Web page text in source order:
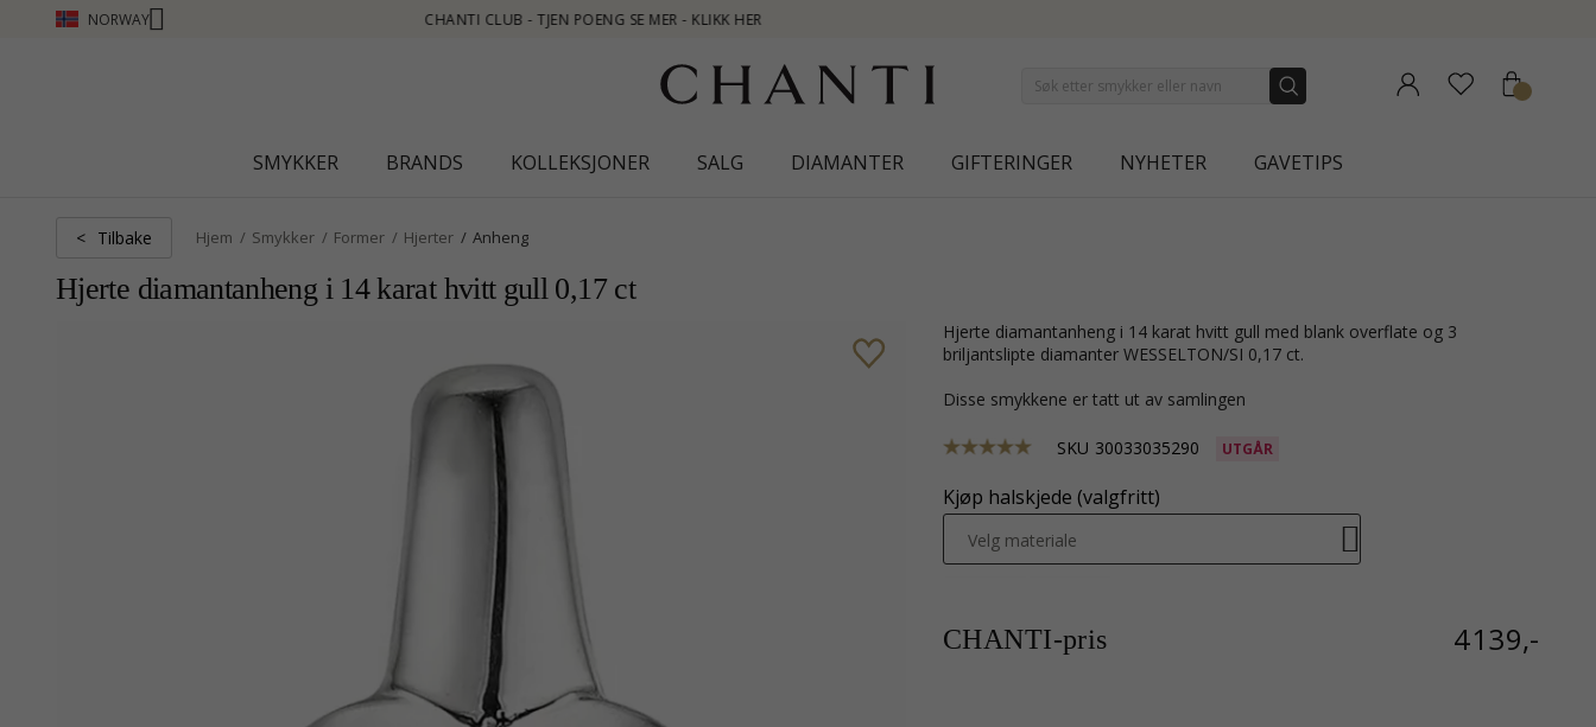
NORWAY
CLUB - TJEN POENG SE MER - KLIKK HER
SMYKKER BRANDS KOLLEKSJONER SALG DIAMANTER GIFTERINGER NYHETER GAVETIPS
< Tilbake Hjem Smykker Former Hjerter Anheng
Hjerte diamantanheng i 14 karat hvitt gull 0,17 ct
hjerte diamantanheng i 14 karat hvitt gull med blank overflate og 3
briljantslipte diamanter WESSELTON/SI 0,17 ct.
Disse smykkene er tatt ut av samlingen
SKU 30033035290 UTGÅR
Kjøp halskjede (valgfritt)
Velg materiale
CHANTI-pris 4139,-